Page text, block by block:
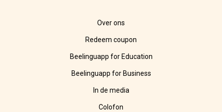
Over ons
Redeem coupon
Beelinguapp for Education
Beelinguapp for Business
In de media
Colofon